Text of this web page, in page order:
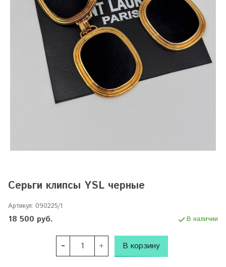
Серьги клипсы YSL черные
Артикул: 090225/1
18 500 руб. В наличии
В корзину